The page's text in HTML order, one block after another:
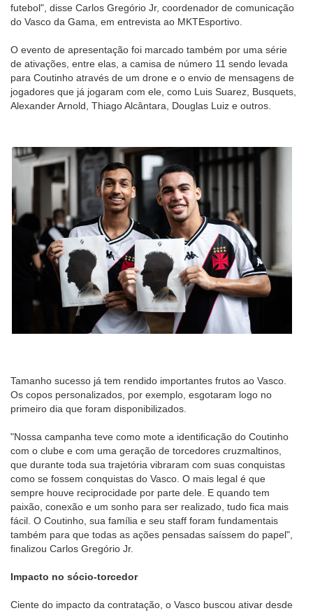
futebol", disse Carlos Gregório Jr, coordenador de comunicação
do Vasco da Gama, em entrevista ao MKTEsportivo.
O evento de apresentação foi marcado também por uma série
de ativações, entre elas, a camisa de número 11 sendo levada
para Coutinho através de um drone e o envio de mensagens de
jogadores que já jogaram com ele, como Luis Suarez, Busquets,
Alexander Arnold, Thiago Alcântara, Douglas Luiz e outros.
Tamanho sucesso já tem rendido importantes frutos ao Vasco.
Os copos personalizados, por exemplo, esgotaram logo no
primeiro dia que foram disponibilizados.
"Nossa campanha teve como mote a identificação do Coutinho
com o clube e com uma geração de torcedores cruzmaltinos,
que durante toda sua trajetória vibraram com suas conquistas
como se fossem conquistas do Vasco. O mais legal é que
sempre houve reciprocidade por parte dele. E quando tem
paixão, conexão e um sonho para ser realizado, tudo fica mais
fácil. O Coutinho, sua família e seu staff foram fundamentais
também para que todas as ações pensadas saíssem do papel",
finalizou Carlos Gregório Jr.
Impacto no sócio-torcedor
Ciente do impacto da contratação, o Vasco buscou ativar desde